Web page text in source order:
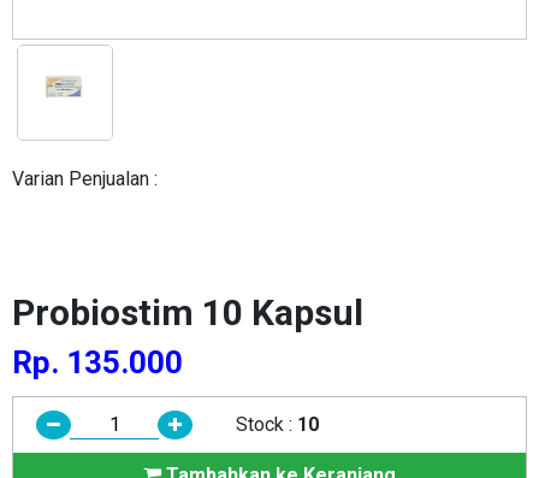
Varian Penjualan :
Probiostim 10 Kapsul
Rp. 135.000
Stock : 10